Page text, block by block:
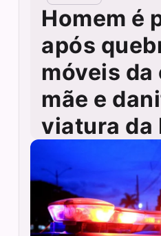
Homem é
após
móveis da
mãe e
viatura da